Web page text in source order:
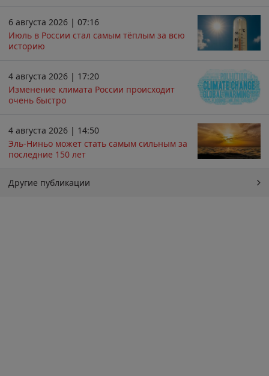
6 августа 2026 | 07:16
Июль в России стал самым тёплым за всю
историю
4 августа 2026 | 17:20
Изменение климата России происходит
очень быстро
4 августа 2026 | 14:50
Эль-Ниньо может стать самым сильным за
последние 150 лет
Другие публикации